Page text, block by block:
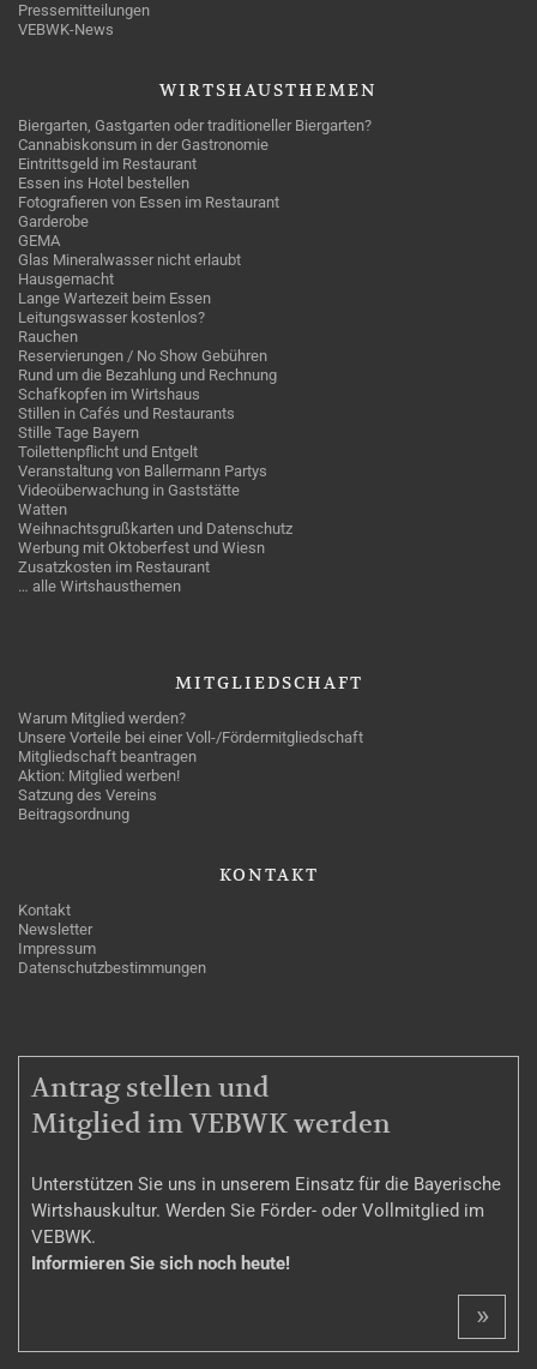
Pressemitteilungen
VEBWK-News
WIRTSHAUSTHEMEN
Biergarten, Gastgarten oder traditioneller Biergarten?
Cannabiskonsum in der Gastronomie
Eintrittsgeld im Restaurant
Essen ins Hotel bestellen
Fotografieren von Essen im Restaurant
Garderobe
GEMA
Glas Mineralwasser nicht erlaubt
Hausgemacht
Lange Wartezeit beim Essen
Leitungswasser kostenlos?
Rauchen
Reservierungen / No Show Gebühren
Rund um die Bezahlung und Rechnung
Schafkopfen im Wirtshaus
Stillen in Cafés und Restaurants
Stille Tage Bayern
Toilettenpflicht und Entgelt
Veranstaltung von Ballermann Partys
Videoüberwachung in Gaststätte
Watten
Weihnachtsgrußkarten und Datenschutz
Werbung mit Oktoberfest und Wiesn
Zusatzkosten im Restaurant
… alle Wirtshausthemen
MITGLIEDSCHAFT
Warum Mitglied werden?
Unsere Vorteile bei einer Voll-/Fördermitgliedschaft
Mitgliedschaft beantragen
Aktion: Mitglied werben!
Satzung des Vereins
Beitragsordnung
KONTAKT
Kontakt
Newsletter
Impressum
Datenschutzbestimmungen
MITGLIEDSCHAFT
Antrag stellen und
Mitglied im VEBWK werden
Unterstützen Sie uns in unserem Einsatz für die Bayerische
Wirtshauskultur. Werden Sie Förder- oder Vollmitglied im
VEBWK.
Informieren Sie sich noch heute!
»